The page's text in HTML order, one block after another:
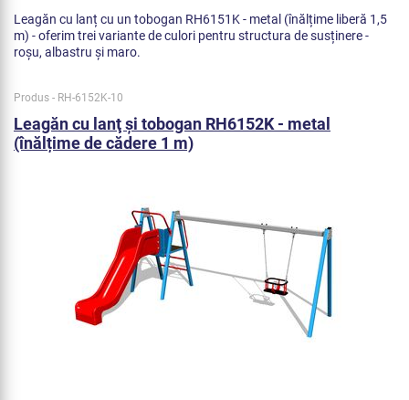
Leagăn cu lanț cu un tobogan RH6151K - metal (înălțime liberă 1,5
m) - oferim trei variante de culori pentru structura de susținere -
roșu, albastru și maro.
Produs - RH-6152K-10
Leagăn cu lanţ şi tobogan RH6152K - metal
(înălțime de cădere 1 m)